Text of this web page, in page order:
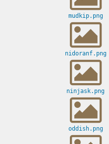
mudkip.png
nidoranf.png
ninjask.png
oddish.png